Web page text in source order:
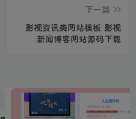
下一篇
影视资讯类网站模板 影视
新闻博客网站源码下载